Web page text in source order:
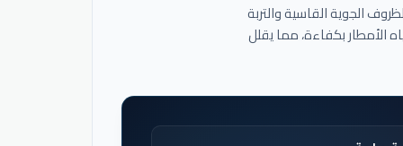
الجوية القاسية والتربة
الأمطار بكفاءة، مما يقلل